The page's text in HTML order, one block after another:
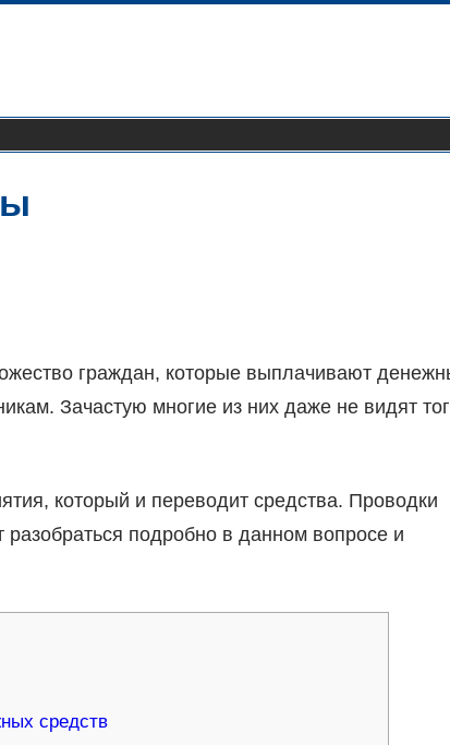
граждан, которые выплачивают
Зачастую многие из них даже не видят
который и переводит средства. Проводки
подробно в данном вопросе и
средств